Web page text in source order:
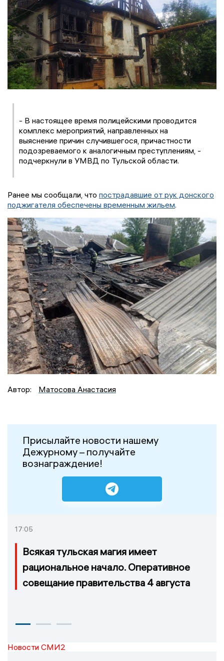
- В настоящее время полицейскими проводится
комплекс мероприятий, направленных на
выяснение причин случившегося, причастности
подозреваемого к аналогичным преступлениям, -
подчеркнули в УМВД по Тульской области.
Ранее мы сообщали, что пострадавшие от рук донского
поджигателя обеспечены временным жильем.
Автор: Матосова Анастасия
Присылайте новости нашему
Дежурному – получайте
вознаграждение!
17:05
Всякая тульская магия имеет
рациональное начало. Оперативное
совещание правительства 4 августа
Новости СМИ2